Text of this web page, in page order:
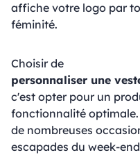
affiche votre logo par
féminité.
Choisir de
personnaliser une
c'est opter pour un
fonctionnalité optimale.
de nombreuses
escapades du week-